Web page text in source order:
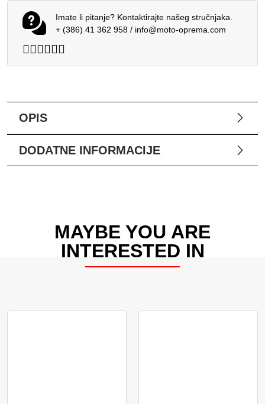
Imate li pitanje? Kontaktirajte našeg stručnjaka.
+ (386) 41 362 958/ info@moto-oprema.com
OPIS
DODATNE INFORMACIJE
MAYBE YOU ARE
INTERESTED IN